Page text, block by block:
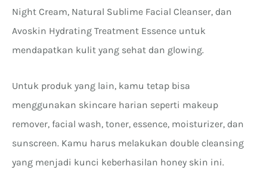
Night Cream, Natural Sublime Facial Cleanser, dan
Avoskin Hydrating Treatment Essence untuk
mendapatkan kulit yang sehat dan glowing.
Untuk produk yang lain, kamu tetap bisa
menggunakan skincare harian seperti makeup
remover, facial wash, toner, essence, moisturizer, dan
sunscreen. Kamu harus melakukan double cleansing
yang menjadi kunci keberhasilan honey skin ini.